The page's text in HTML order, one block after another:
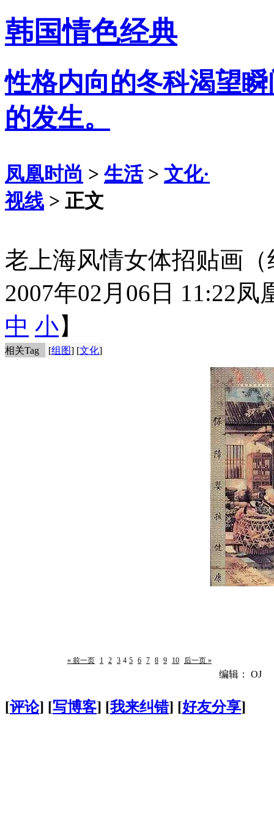
韩国情色经典
性格内向的冬科渴望
的发生。
凤凰时尚 >生活> 文化·
视线 > 正文
老上海风情女体招贴画（
2007年02月06日 11:22凤
中 小】
相关Tag [组图] [文化]
« 前一页 1 2 3 4 5 6 7 8 9 10 后一页 »
编辑： OJ
[评论] [写博客] [我来纠错] [好友分享]